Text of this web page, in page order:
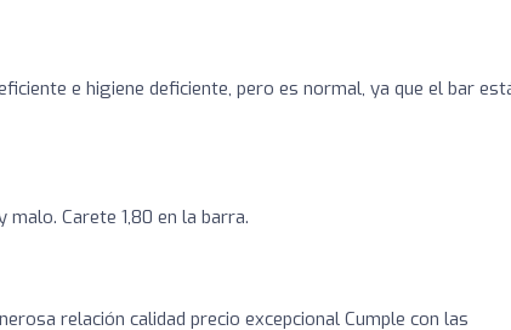
e higiene deficiente, pero es normal, ya que el bar
Carete 1,80 en la barra.
relación calidad precio excepcional Cumple con las